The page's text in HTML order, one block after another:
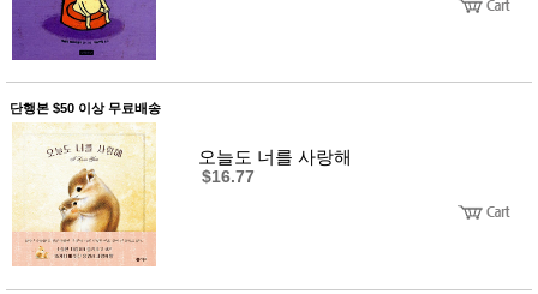
계절/생
활가전
전
주
방
명품식
기브랜
보관용
기
조리용
품
주방소
단행본 $50 이상 무료배송
오늘도 너를 사랑해
$16.77